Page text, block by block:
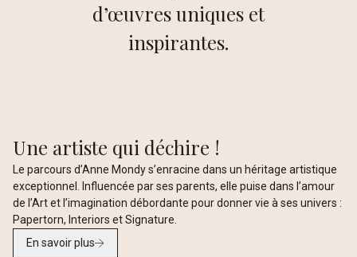
d’œuvres uniques et
inspirantes.
Une artiste qui déchire !
Le parcours d’Anne Mondy s’enracine dans un héritage artistique
exceptionnel. Influencée par ses parents, elle puise dans l’amour
de l’Art et l’imagination débordante pour donner vie à ses univers :
Papertorn, Interiors et Signature.
En savoir plus